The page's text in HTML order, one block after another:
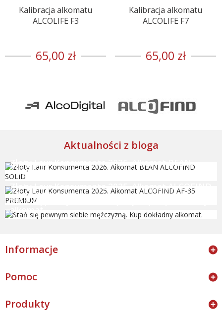
Kalibracja alkomatu
ALCOLIFE F3
65,00 zł
Kalibracja alkomatu
ALCOLIFE F7
65,00 zł
Aktualności z bloga
Złoty Laur Konsumenta 2026. Alkomat BEAN
ALCOFIND SOLID
Złoty Laur Konsumenta 2025. Alkomat ALCOFIND
AF-35 PREMIUM
Stań się pewnym siebie mężczyzną. Kup dokładny
alkomat.
Informacje
Pomoc
Produkty